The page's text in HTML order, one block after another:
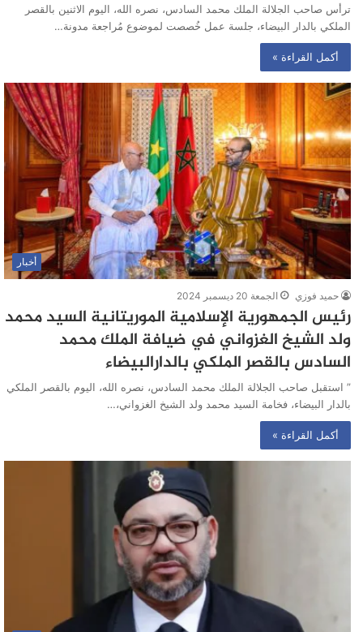
ترأس صاحب الجلالة الملك محمد السادس، نصره الله، اليوم الاثنين بالقصر
الملكي بالدار البيضاء، جلسة عمل خُصصت لموضوع مُراجعة مدونة…
أكمل القراءة »
أخبار
حميد فوزي الجمعة 20 ديسمبر 2024
رئيس الجمهورية الإسلامية الموريتانية السيد محمد
ولد الشيخ الغزواني في ضيافة الملك محمد
السادس بالقصر الملكي بالدارالبيضاء
” استقبل صاحب الجلالة الملك محمد السادس، نصره الله، اليوم بالقصر الملكي
بالدار البيضاء، فخامة السيد محمد ولد الشيخ الغزواني،…
أكمل القراءة »